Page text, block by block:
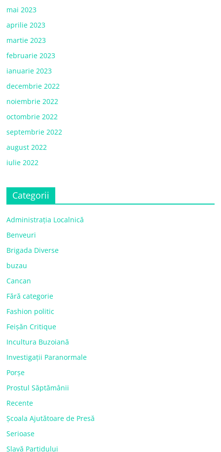
mai 2023
aprilie 2023
martie 2023
februarie 2023
ianuarie 2023
decembrie 2022
noiembrie 2022
octombrie 2022
septembrie 2022
august 2022
iulie 2022
Categorii
Administrația Localnică
Benveuri
Brigada Diverse
buzau
Cancan
Fără categorie
Fashion politic
Feișăn Critique
Incultura Buzoiană
Investigații Paranormale
Porșe
Prostul Săptămânii
Recente
Școala Ajutătoare de Presă
Serioase
Slavă Partidului